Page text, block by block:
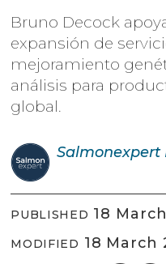
Bruno Decock
expansión de
mejoramiento
análisis para
global.
Salmonexpert
PUBLISHED 18
MODIFIED 18 March